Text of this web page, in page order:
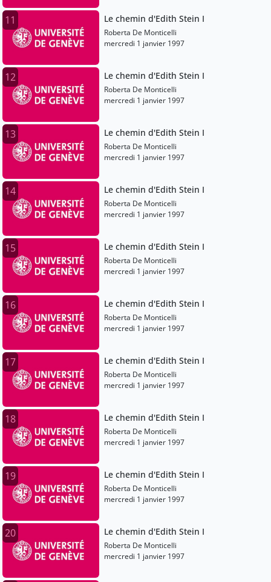
11 Le chemin d'Edith Stein I
Roberta De Monticelli
mercredi 1 janvier 1997
12 Le chemin d'Edith Stein I
Roberta De Monticelli
mercredi 1 janvier 1997
13 Le chemin d'Edith Stein I
Roberta De Monticelli
mercredi 1 janvier 1997
14 Le chemin d'Edith Stein I
Roberta De Monticelli
mercredi 1 janvier 1997
15 Le chemin d'Edith Stein I
Roberta De Monticelli
mercredi 1 janvier 1997
16 Le chemin d'Edith Stein I
Roberta De Monticelli
mercredi 1 janvier 1997
17 Le chemin d'Edith Stein I
Roberta De Monticelli
mercredi 1 janvier 1997
18 Le chemin d'Edith Stein I
Roberta De Monticelli
mercredi 1 janvier 1997
19 Le chemin d'Edith Stein I
Roberta De Monticelli
mercredi 1 janvier 1997
20 Le chemin d'Edith Stein I
Roberta De Monticelli
mercredi 1 janvier 1997